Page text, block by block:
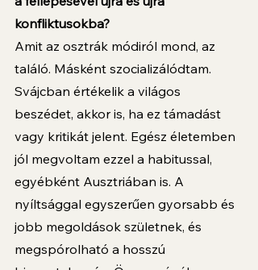
konfliktusokba?
Amit az osztrák módiról mond, az
találó. Másként szocializálódtam.
Svájcban értékelik a világos
beszédet, akkor is, ha ez támadást
vagy kritikát jelent. Egész életemben
jól megvoltam ezzel a habitussal,
egyébként Ausztriában is. A
nyíltsággal egyszerűen gyorsabb és
jobb megoldások születnek, és
megspórolható a hosszú